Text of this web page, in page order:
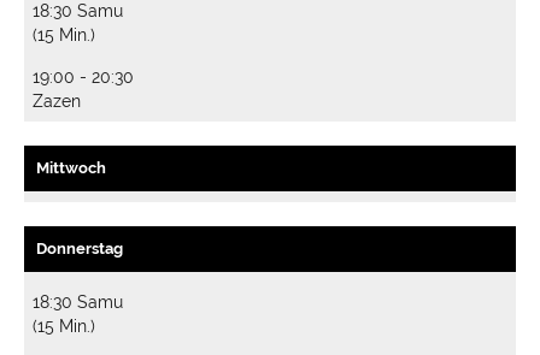
18:30 Samu
(15 Min.)
19:00 - 20:30
Zazen
Mittwoch
Donnerstag
18:30 Samu
(15 Min.)